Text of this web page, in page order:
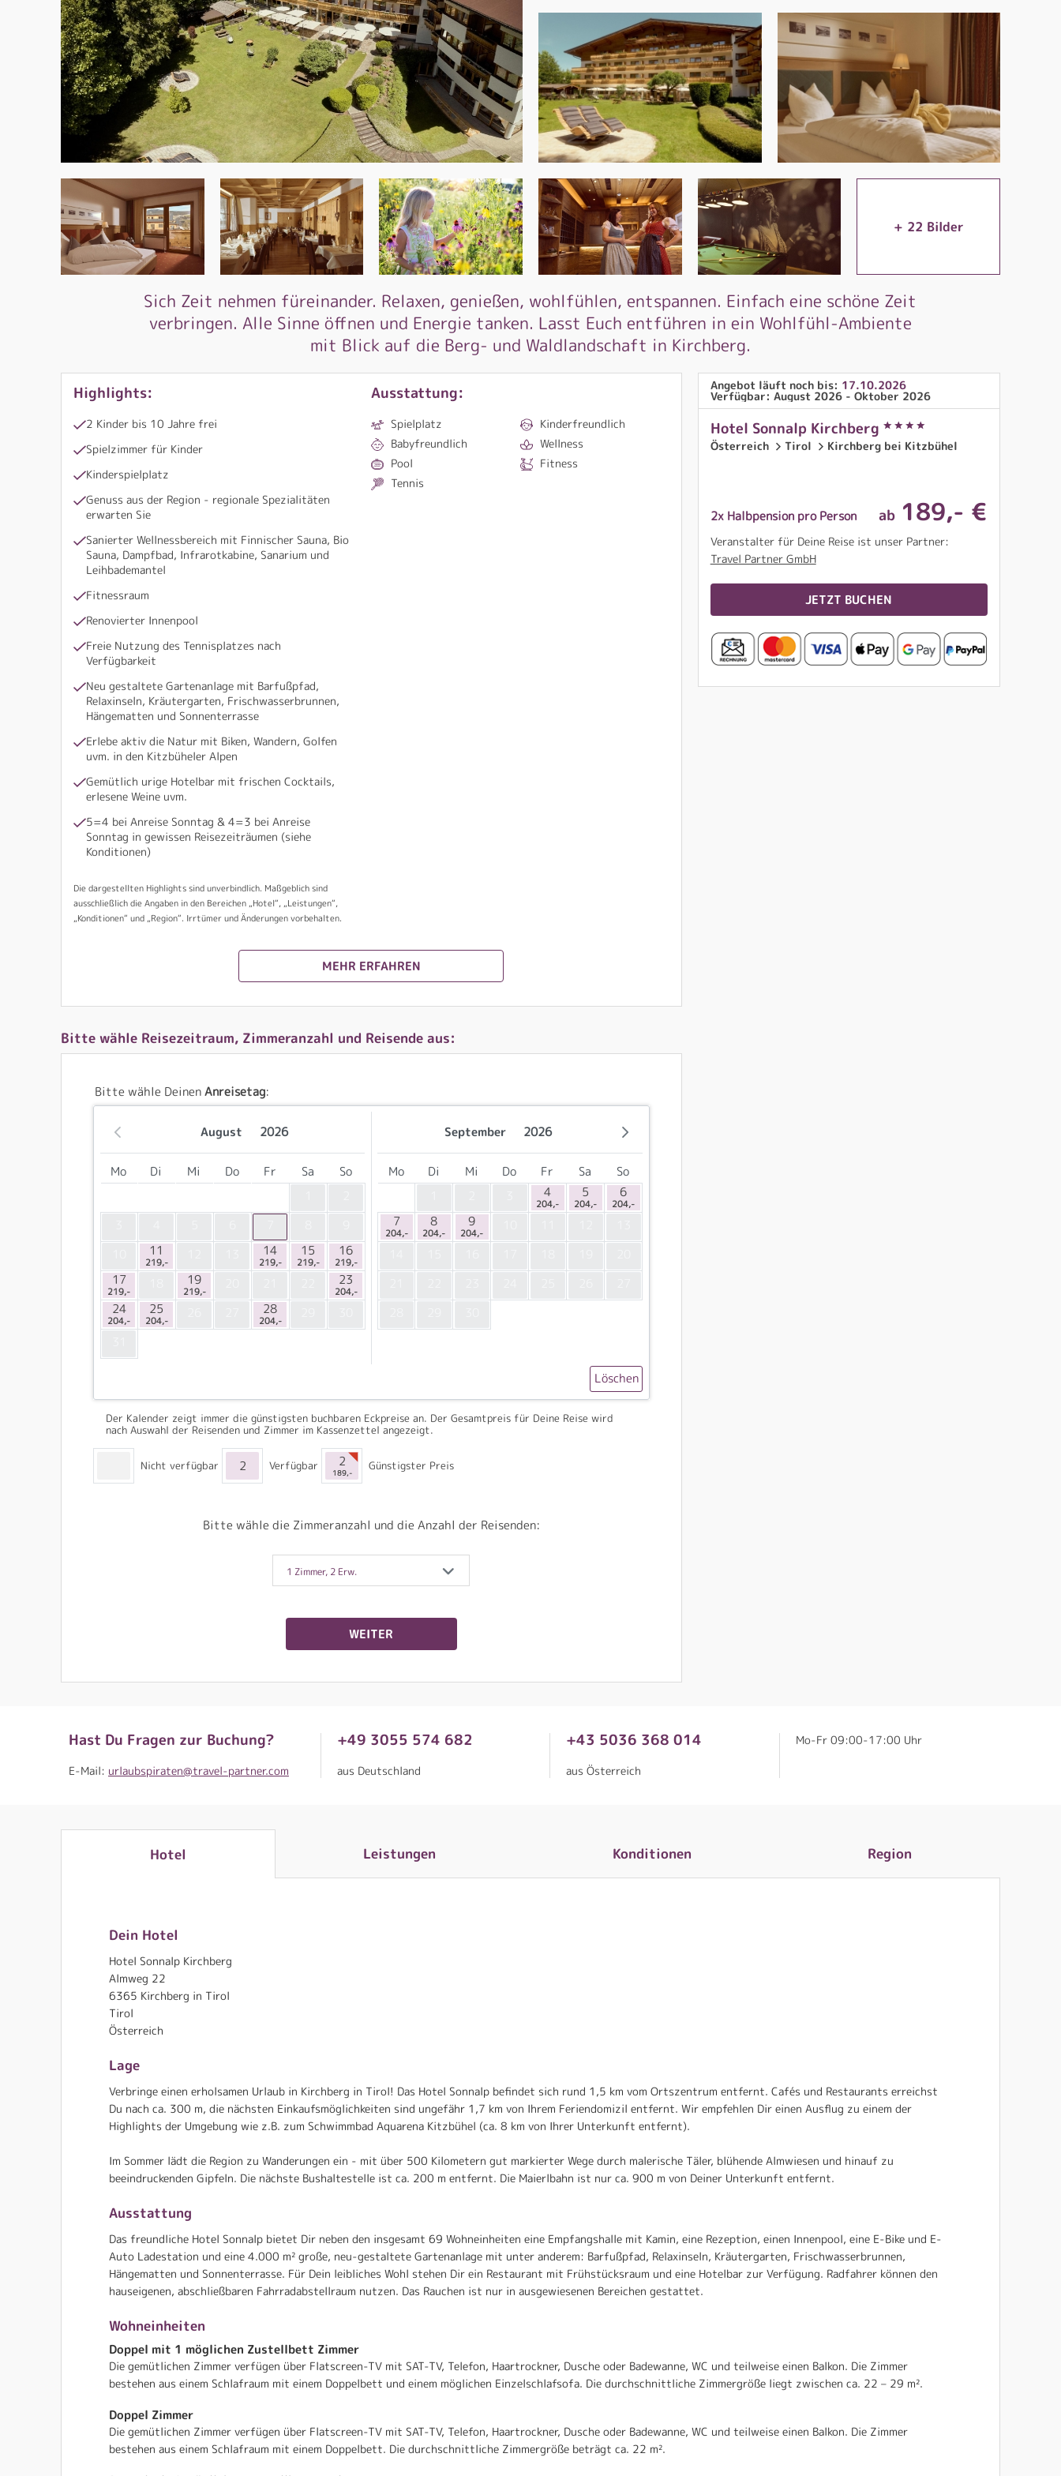
+ 22 Bilder
Sich Zeit nehmen füreinander. Relaxen, genießen, wohlfühlen, entspannen. Einfach eine schöne Zeit
verbringen. Alle Sinne öffnen und Energie tanken. Lasst Euch entführen in ein Wohlfühl-Ambiente
mit Blick auf die Berg- und Waldlandschaft in Kirchberg.
Highlights:
2 Kinder bis 10 Jahre frei
Spielzimmer für Kinder
Kinderspielplatz
Genuss aus der Region - regionale Spezialitäten
erwarten Sie
Sanierter Wellnessbereich mit Finnischer Sauna, Bio
Sauna, Dampfbad, Infrarotkabine, Sanarium und
Leihbademantel
Fitnessraum
Renovierter Innenpool
Freie Nutzung des Tennisplatzes nach
Verfügbarkeit
Neu gestaltete Gartenanlage mit Barfußpfad,
Relaxinseln, Kräutergarten, Frischwasserbrunnen,
Hängematten und Sonnenterrasse
Erlebe aktiv die Natur mit Biken, Wandern, Golfen
uvm. in den Kitzbüheler Alpen
Gemütlich urige Hotelbar mit frischen Cocktails,
erlesene Weine uvm.
5=4 bei Anreise Sonntag & 4=3 bei Anreise
Sonntag in gewissen Reisezeiträumen (siehe
Konditionen)
Die dargestellten Highlights sind unverbindlich. Maßgeblich sind
ausschließlich die Angaben in den Bereichen „Hotel“, „Leistungen“,
„Konditionen“ und „Region“. Irrtümer und Änderungen vorbehalten.
Ausstattung:
Spielplatz
Kinderfreundlich
Babyfreundlich
Wellness
Pool
Fitness
Tennis
MEHR ERFAHREN
Bitte wähle Reisezeitraum, Zimmeranzahl und Reisende aus:
Bitte wähle DeinenAnreisetag:
August 2026
Mo Di Mi Do Fr Sa
So
11
219,-
14
219,-
15
219,-
16
219,-
17
219,-
19
219,-
23
204,-
24
204,-
25
204,-
28
204,-
September 2026
Mo Di Mi Do Fr Sa
So
4
204,-
5
204,-
6
204,-
7
204,-
8
204,-
9
204,-
Löschen
Der Kalender zeigt immer die günstigsten buchbaren Eckpreise an. Der Gesamtpreis für Deine Reise wird
nach Auswahl der Reisenden und Zimmer im Kassenzettel angezeigt.
Nicht verfügbar 2 Verfügbar 2
189,- Günstigster Preis
Bitte wähle die Zimmeranzahl und die Anzahl der Reisenden:
1 Zimmer, 2 Erw.
WEITER
Angebot läuft noch bis: 17.10.2026
Verfügbar: August 2026 - Oktober 2026
Hotel Sonnalp Kirchberg
Österreich Tirol Kirchberg bei Kitzbühel
2x Halbpension pro Person ab 189,- €
Veranstalter für Deine Reise ist unser Partner:
Travel Partner GmbH
JETZT BUCHEN
Hast Du Fragen zur Buchung?
E-Mail: urlaubspiraten@travel-partner.com
+49 3055 574 682
aus Deutschland
+43 5036 368 014
aus Österreich
Mo-Fr 09:00-17:00 Uhr
Hotel Leistungen Konditionen Region
Dein Hotel
Hotel Sonnalp Kirchberg
Almweg 22
6365 Kirchberg in Tirol
Tirol
Österreich
Lage
Verbringe einen erholsamen Urlaub in Kirchberg in Tirol! Das Hotel Sonnalp befindet sich rund 1,5 km vom Ortszentrum entfernt. Cafés und Restaurants erreichst
Du nach ca. 300 m, die nächsten Einkaufsmöglichkeiten sind ungefähr 1,7 km von Ihrem Feriendomizil entfernt. Wir empfehlen Dir einen Ausflug zu einem der
Highlights der Umgebung wie z.B. zum Schwimmbad Aquarena Kitzbühel (ca. 8 km von Ihrer Unterkunft entfernt).
Im Sommer lädt die Region zu Wanderungen ein - mit über 500 Kilometern gut markierter Wege durch malerische Täler, blühende Almwiesen und hinauf zu
beeindruckenden Gipfeln. Die nächste Bushaltestelle ist ca. 200 m entfernt. Die Maierlbahn ist nur ca. 900 m von Deiner Unterkunft entfernt.
Ausstattung
Das freundliche Hotel Sonnalp bietet Dir neben den insgesamt 69 Wohneinheiten eine Empfangshalle mit Kamin, eine Rezeption, einen Innenpool, eine E-Bike und E-
Auto Ladestation und eine 4.000 m² große, neu-gestaltete Gartenanlage mit unter anderem: Barfußpfad, Relaxinseln, Kräutergarten, Frischwasserbrunnen,
Hängematten und Sonnenterrasse. Für Dein leibliches Wohl stehen Dir ein Restaurant mit Frühstücksraum und eine Hotelbar zur Verfügung. Radfahrer können den
hauseigenen, abschließbaren Fahrradabstellraum nutzen. Das Rauchen ist nur in ausgewiesenen Bereichen gestattet.
Wohneinheiten
Doppel mit 1 möglichen Zustellbett Zimmer
Die gemütlichen Zimmer verfügen über Flatscreen-TV mit SAT-TV, Telefon, Haartrockner, Dusche oder Badewanne, WC und teilweise einen Balkon. Die Zimmer
bestehen aus einem Schlafraum mit einem Doppelbett und einem möglichen Einzelschlafsofa. Die durchschnittliche Zimmergröße liegt zwischen ca. 22 – 29 m².
Doppel Zimmer
Die gemütlichen Zimmer verfügen über Flatscreen-TV mit SAT-TV, Telefon, Haartrockner, Dusche oder Badewanne, WC und teilweise einen Balkon. Die Zimmer
bestehen aus einem Schlafraum mit einem Doppelbett. Die durchschnittliche Zimmergröße beträgt ca. 22 m².